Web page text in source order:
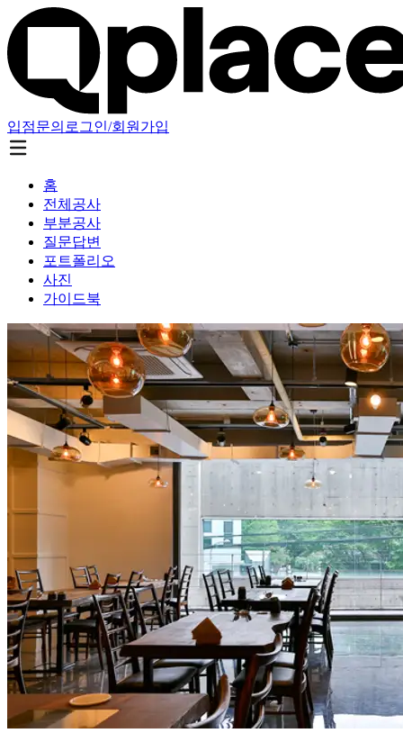
입점문의 로그인/회원가입
홈
전체공사
부분공사
질문답변
포트폴리오
사진
가이드북